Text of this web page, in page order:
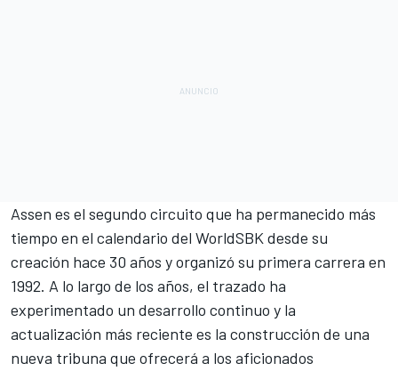
Assen es el segundo circuito que ha permanecido más
tiempo en el calendario del WorldSBK desde su
creación hace 30 años y organizó su primera carrera en
1992. A lo largo de los años, el trazado ha
experimentado un desarrollo continuo y la
actualización más reciente es la construcción de una
nueva tribuna que ofrecerá a los aficionados